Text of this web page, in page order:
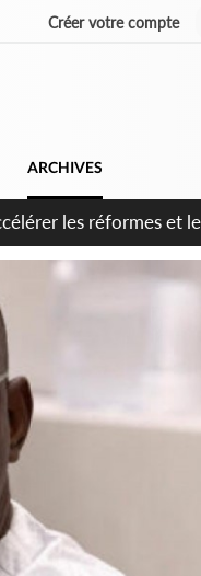
Créer votre compte
ARCHIVES
inspirer pour accélérer